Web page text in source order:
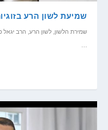
שמיעת לשון הרע
שמירת הלשון ,לשון הרע הרב יגאל